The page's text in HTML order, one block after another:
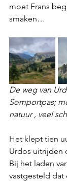
moet Frans
smaken…
De weg van
Somportpas;
natuur , veel
Het klept tien
Urdos uitrijden
Bij het laden
vastgesteld